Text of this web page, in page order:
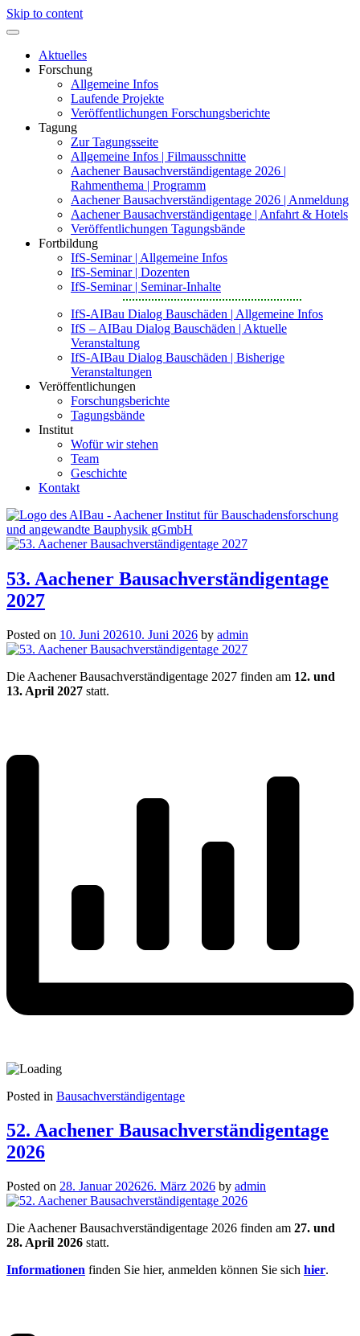
Skip to content
Aktuelles
Forschung
Allgemeine Infos
Laufende Projekte
Veröffentlichungen Forschungsberichte
Tagung
Zur Tagungsseite
Allgemeine Infos | Filmausschnitte
Aachener Bausachverständigentage 2026 |
Rahmenthema | Programm
Aachener Bausachverständigentage 2026 | Anmeldung
Aachener Bausachverständigentage | Anfahrt & Hotels
Veröffentlichungen Tagungsbände
Fortbildung
IfS-Seminar | Allgemeine Infos
IfS-Seminar | Dozenten
IfS-Seminar | Seminar-Inhalte
IfS-AIBau Dialog Bauschäden | Allgemeine Infos
IfS – AIBau Dialog Bauschäden | Aktuelle
Veranstaltung
IfS-AIBau Dialog Bauschäden | Bisherige
Veranstaltungen
Veröffentlichungen
Forschungsberichte
Tagungsbände
Institut
Wofür wir stehen
Team
Geschichte
Kontakt
angewandte Bauphysik
53. Aachener Bausachverständigentage
2027
Posted on 10. Juni 202610. Juni 2026 by admin
Die Aachener Bausachverständigentage 2027 finden am 12. und
13. April 2027 statt.
Posted in Bausachverständigentage
52. Aachener Bausachverständigentage
2026
Posted on 28. Januar 202626. März 2026 by admin
Die Aachener Bausachverständigentage 2026 finden am 27. und
28. April 2026 statt.
Informationen finden Sie hier, anmelden können Sie sich hier.